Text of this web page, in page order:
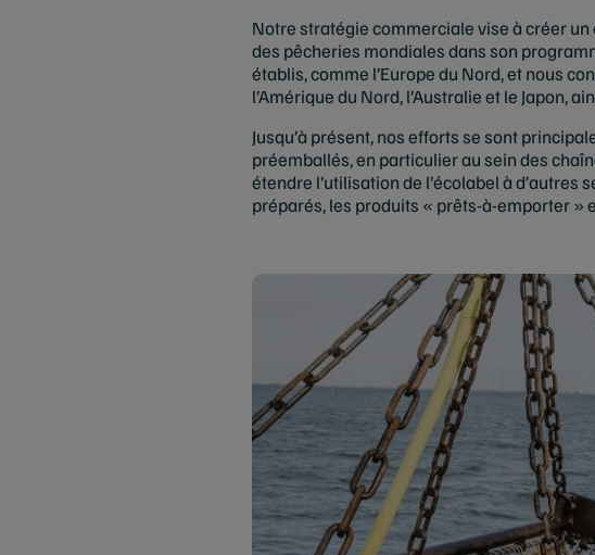
Notre stratégie commerciale vise à créer
des pêcheries mondiales dans son
établis, comme l’Europe du Nord, et nous
l’Amérique du Nord, l’Australie et le Japon,
Jusqu’à présent, nos efforts se sont
préemballés, en particulier au sein des
étendre l’utilisation de l’écolabel à
préparés, les produits « prêts-à-emporter »